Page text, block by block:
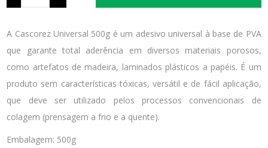
A Cascorez Universal 500g é um adesivo universal à base de PVA
que garante total aderência em diversos materiais porosos,
como artefatos de madeira, laminados plásticos a papéis. É um
produto sem características tóxicas, versátil e de fácil aplicação,
que deve ser utilizado pelos processos convencionais de
colagem (prensagem a frio e a quente).
Embalagem: 500g